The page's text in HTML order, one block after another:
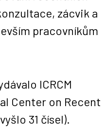
zácvik a
pracovníkům
ICRCM
Center on Recent
31 čísel).